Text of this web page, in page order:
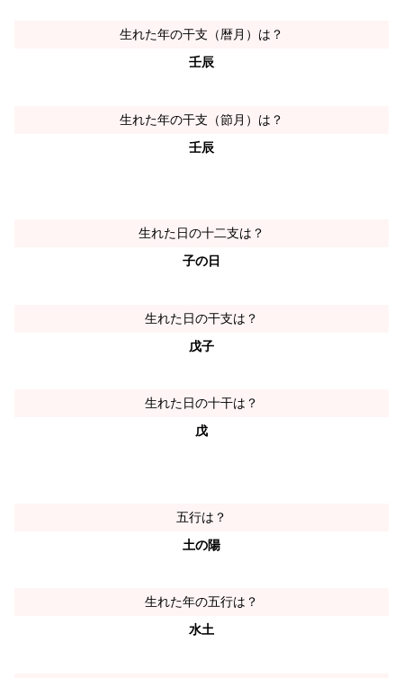
生れた年の干支（暦月）は？
壬辰
生れた年の干支（節月）は？
壬辰
生れた日の十二支は？
子の日
生れた日の干支は？
戊子
生れた日の十干は？
戊
五行は？
土の陽
生れた年の五行は？
水土